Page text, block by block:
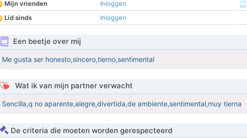
Mijn vrienden
Inloggen
Lid sinds
Inloggen
Een beetje over mij
Me gusta ser honesto,sincero,tierno,sentimental
Wat ik van mijn partner verwacht
Sencilla,q no aparente,alegre,divertida,de ambiente,sentimental,muy tierna
De criteria die moeten worden gerespecteerd